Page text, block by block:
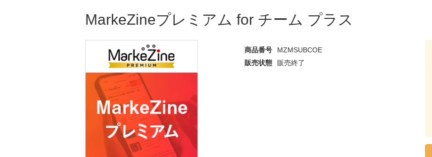
MarkeZineプレミアム for チーム プラス
商品番号
MZMSUBCOE
販売状態
販売終了